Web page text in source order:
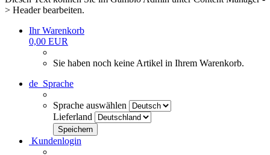
> Header bearbeiten.
Ihr Warenkorb
0,00 EUR
Sie haben noch keine Artikel in Ihrem Warenkorb.
de Sprache
Sprache auswählen
Lieferland
Kundenlogin